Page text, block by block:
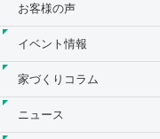
お客様の声
イベント情報
家づくりコラム
ニュース